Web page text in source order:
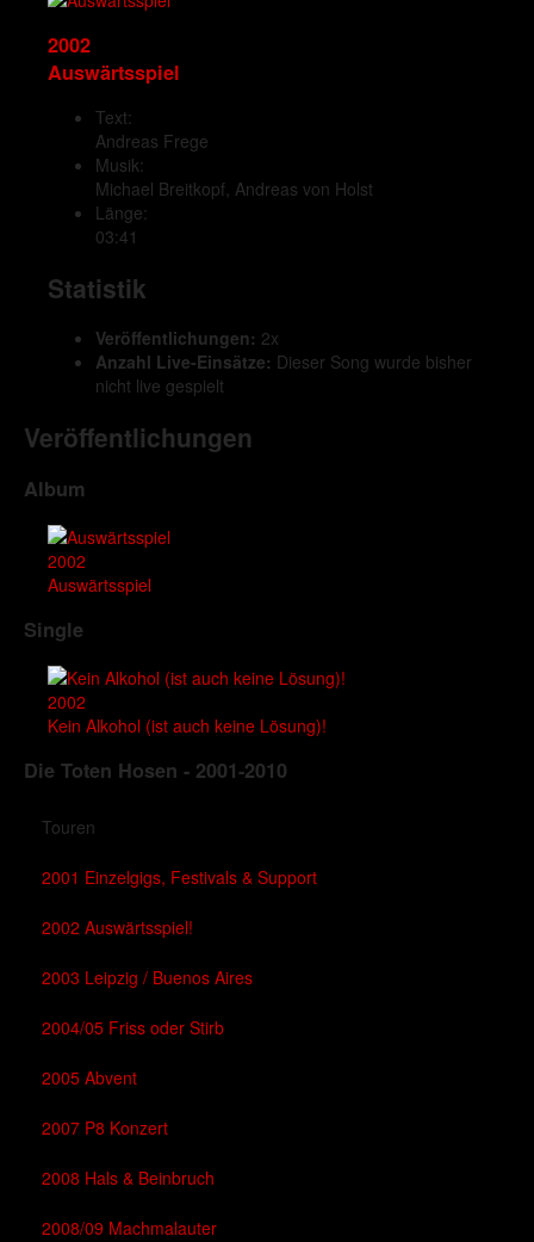
2002
Auswärtsspiel
Text:
Andreas Frege
Musik:
Michael Breitkopf, Andreas von Holst
Länge:
03:41
Statistik
Veröffentlichungen: 2x
Anzahl Live-Einsätze: Dieser Song wurde bisher
nicht live gespielt
Veröffentlichungen
Album
2002
Auswärtsspiel
Single
2002
Kein Alkohol (ist auch keine Lösung)!
Die Toten Hosen - 2001-2010
Touren
2001 Einzelgigs, Festivals & Support
2002 Auswärtsspiel!
2003 Leipzig / Buenos Aires
2004/05 Friss oder Stirb
2005 Abvent
2007 P8 Konzert
2008 Hals & Beinbruch
2008/09 Machmalauter